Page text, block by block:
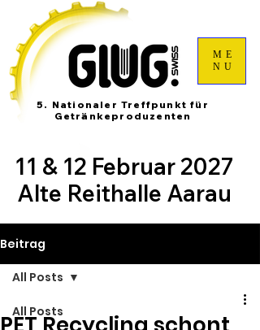
ME
NU
11 & 12 Februar 2027
Alte Reithalle Aarau
5. Nationaler Treffpunkt für
Getränkeproduzenten
Beitrag
All Posts
All Posts